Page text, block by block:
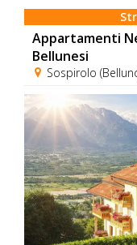
Appartamenti
Bellunesi
Sospirolo